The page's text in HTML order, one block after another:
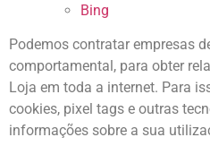
Bing
Podemos contratar empresas
comportamental, para obter
Loja em toda a internet. Para
cookies, pixel tags e outras
informações sobre a sua